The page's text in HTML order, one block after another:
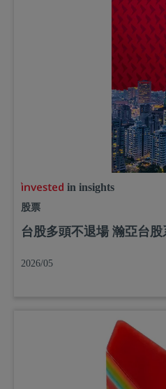
in insights
股票
台股多頭不退場 瀚亞台
2026/05